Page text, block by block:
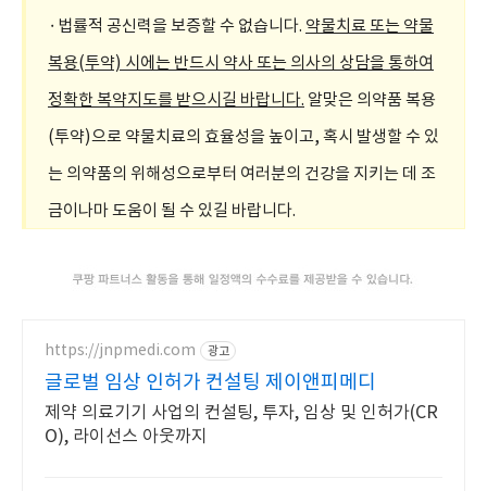
·법률적 공신력을 보증할 수 없습니다. 약물치료 또는 약물
복용(투약) 시에는 반드시 약사 또는 의사의 상담을 통하여
정확한 복약지도를 받으시길 바랍니다. 알맞은 의약품 복용
(투약)으로 약물치료의 효율성을 높이고, 혹시 발생할 수 있
는 의약품의 위해성으로부터 여러분의 건강을 지키는 데 조
금이나마 도움이 될 수 있길 바랍니다.
https://jnpmedi.com 광고
글로벌 임상 인허가 컨설팅 제이앤피메디
제약 의료기기 사업의 컨설팅, 투자, 임상 및 인허가(CR
O), 라이선스 아웃까지